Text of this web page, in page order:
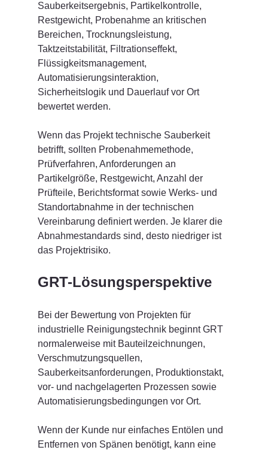
Sauberkeitsergebnis, Partikelkontrolle,
Restgewicht, Probenahme an kritischen
Bereichen, Trocknungsleistung,
Taktzeitstabilität, Filtrationseffekt,
Flüssigkeitsmanagement,
Automatisierungsinteraktion,
Sicherheitslogik und Dauerlauf vor Ort
bewertet werden.
Wenn das Projekt technische Sauberkeit
betrifft, sollten Probenahmemethode,
Prüfverfahren, Anforderungen an
Partikelgröße, Restgewicht, Anzahl der
Prüfteile, Berichtsformat sowie Werks- und
Standortabnahme in der technischen
Vereinbarung definiert werden. Je klarer die
Abnahmestandards sind, desto niedriger ist
das Projektrisiko.
GRT-Lösungsperspektive
Bei der Bewertung von Projekten für
industrielle Reinigungstechnik beginnt GRT
normalerweise mit Bauteilzeichnungen,
Verschmutzungsquellen,
Sauberkeitsanforderungen, Produktionstakt,
vor- und nachgelagerten Prozessen sowie
Automatisierungsbedingungen vor Ort.
Wenn der Kunde nur einfaches Entölen und
Entfernen von Spänen benötigt, kann eine